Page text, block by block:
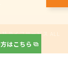
はこちら
ライフサービス ALL